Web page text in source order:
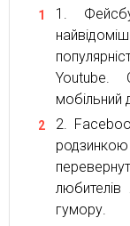
Youtube.
мобільний
любителів
гумору.